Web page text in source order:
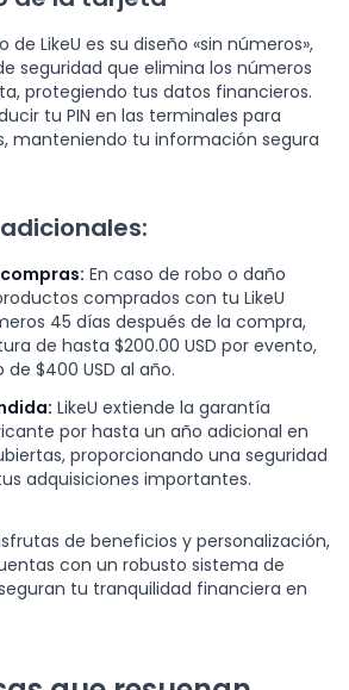
LikeU es su diseño «sin números»,
seguridad que elimina los números
protegiendo tus datos financieros.
tu PIN en las terminales para
manteniendo tu información segura
En caso de robo o daño
comprados con tu LikeU
45 días después de la compra,
de hasta $200.00 USD por evento,
$400 USD al año.
LikeU extiende la garantía
por hasta un año adicional en
proporcionando una seguridad
adquisiciones importantes.
de beneficios y personalización,
con un robusto sistema de
tu tranquilidad financiera en